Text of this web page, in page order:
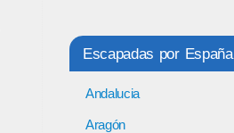
Escapadas por España
Andalucia
Aragón